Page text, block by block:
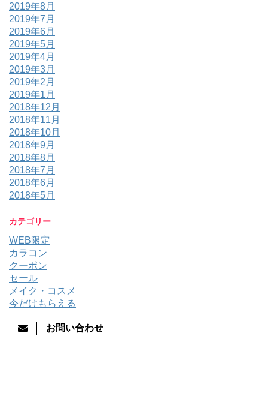
2019年8月
2019年7月
2019年6月
2019年5月
2019年4月
2019年3月
2019年2月
2019年1月
2018年12月
2018年11月
2018年10月
2018年9月
2018年8月
2018年7月
2018年6月
2018年5月
カテゴリー
WEB限定
カラコン
クーポン
セール
メイク・コスメ
今だけもらえる
お問い合わせ